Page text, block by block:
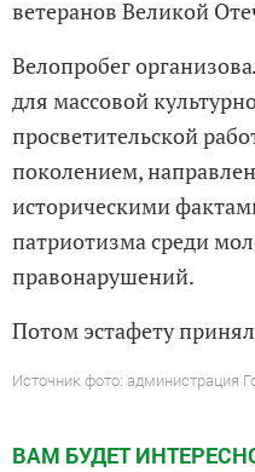
ветеранов Великой
Велопробег
для массовой
просветительской
поколением,
историческими
патриотизма среди
правонарушений.
Потом эстафету
Источник фото: администрация
ВАМ БУДЕТ